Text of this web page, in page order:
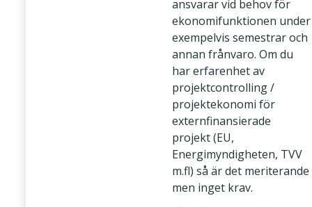
ansvarar vid behov för
ekonomifunktionen under
exempelvis semestrar och
annan frånvaro. Om du
har erfarenhet av
projektcontrolling /
projektekonomi för
externfinansierade
projekt (EU,
Energimyndigheten, TVV
m.fl) så är det meriterande
men inget krav.